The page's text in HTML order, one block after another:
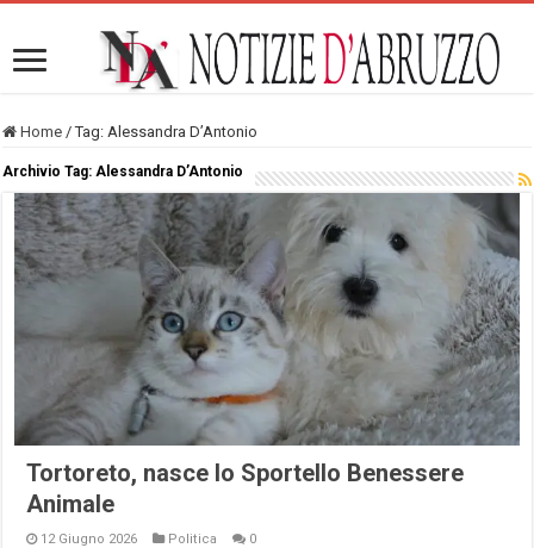
Home / Tag: Alessandra D’Antonio
Archivio Tag:Alessandra D’Antonio
Tortoreto, nasce lo Sportello Benessere
Animale
12 Giugno 2026 Politica 0